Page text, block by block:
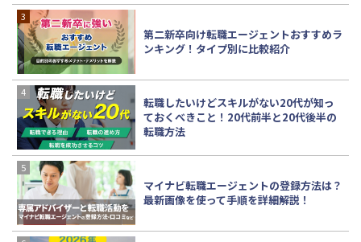
第二新卒向け転職エージェントおすすめラ
ンキング！タイプ別に比較紹介
転職したいけどスキルがない20代が知っ
ておくべきこと！20代前半と20代後半の
転職方法
マイナビ転職エージェントの登録方法は？
最新画像を使って手順を詳細解説！